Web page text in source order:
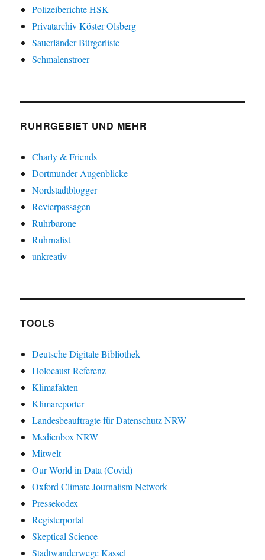
Polizeiberichte HSK
Privatarchiv Köster Olsberg
Sauerländer Bürgerliste
Schmalenstroer
RUHRGEBIET UND MEHR
Charly & Friends
Dortmunder Augenblicke
Nordstadtblogger
Revierpassagen
Ruhrbarone
Ruhrnalist
unkreativ
TOOLS
Deutsche Digitale Bibliothek
Holocaust-Referenz
Klimafakten
Klimareporter
Landesbeauftragte für Datenschutz NRW
Medienbox NRW
Mitwelt
Our World in Data (Covid)
Oxford Climate Journalism Network
Pressekodex
Registerportal
Skeptical Science
Stadtwanderwege Kassel